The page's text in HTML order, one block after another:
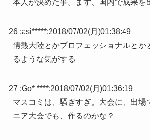
本人が決めた事。まず、国内で成果を
26 :asi*****:2018/07/02(月)01:38:49
情熱大陸とかプロフェッショナルとか
るような気がする
27 :Go* ****:2018/07/02(月)01:36:19
マスコミは、騒ぎすぎ。大会に、出場
ニア大会でも、作るのかな？